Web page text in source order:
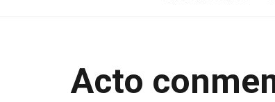
Acto